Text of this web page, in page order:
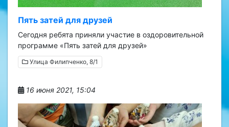
Пять затей для друзей
Сегодня ребята приняли участие в оздоровительной
программе «Пять затей для друзей»
Улица Филипченко, 8/1
16 июня 2021, 15:04